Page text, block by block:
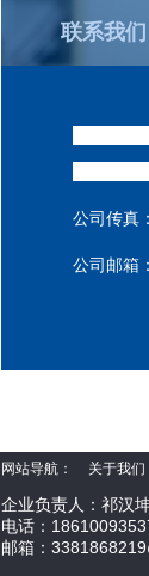
联系我们
公司传真：
公司邮箱：
网站导航： 关于我们
企业负责人：祁汉坤
电话：
邮箱：